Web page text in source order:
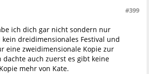
#399
ich dich gar nicht sondern nur
kein dreidimensionales Festival und
eine zweidimensionale Kopie zur
dachte auch zuerst es gibt keine
mehr von Kate.